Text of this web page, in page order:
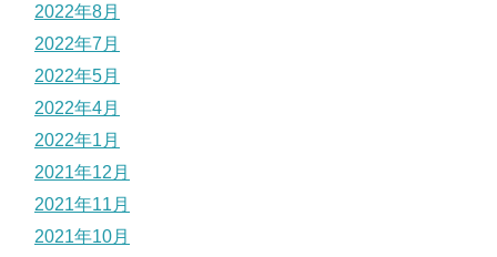
2022年8月
2022年7月
2022年5月
2022年4月
2022年1月
2021年12月
2021年11月
2021年10月